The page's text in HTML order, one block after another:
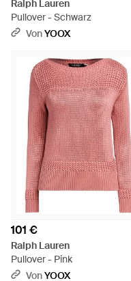
Ralph Lauren
Pullover - Schwarz
VonYOOX
101 €
Ralph Lauren
Pullover - Pink
VonYOOX